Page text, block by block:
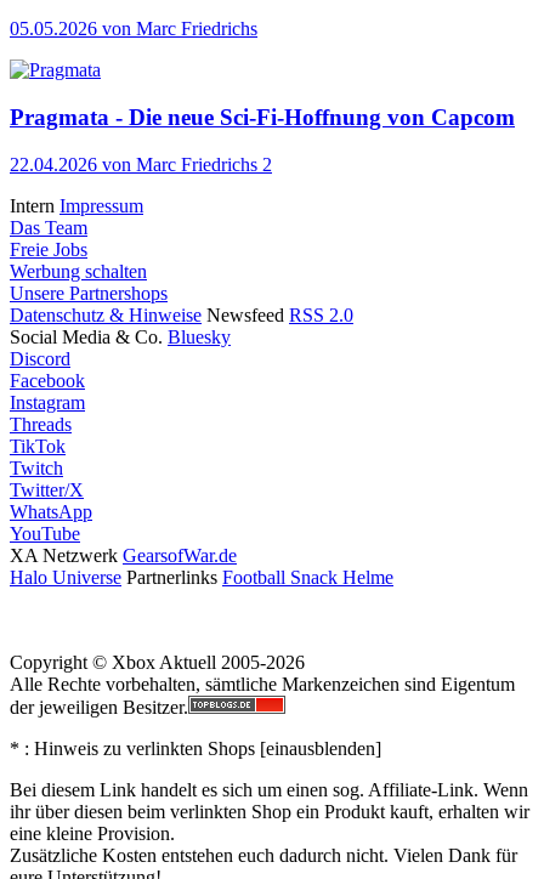
05.05.2026 von Marc Friedrichs
Pragmata - Die neue Sci-Fi-Hoffnung von Capcom
22.04.2026 von Marc Friedrichs 2
Intern Impressum
Das Team
Freie Jobs
Werbung schalten
Unsere Partnershops
Datenschutz & Hinweise Newsfeed RSS 2.0
Social Media & Co. Bluesky
Discord
Facebook
Instagram
Threads
TikTok
Twitch
Twitter/X
WhatsApp
YouTube
XA Netzwerk GearsofWar.de
Halo Universe Partnerlinks Football Snack Helme
Copyright © Xbox Aktuell 2005-2026
Alle Rechte vorbehalten, sämtliche Markenzeichen sind Eigentum
der jeweiligen Besitzer.
* : Hinweis zu verlinkten Shops [einausblenden]
Bei diesem Link handelt es sich um einen sog. Affiliate-Link. Wenn
ihr über diesen beim verlinkten Shop ein Produkt kauft, erhalten wir
eine kleine Provision.
Zusätzliche Kosten entstehen euch dadurch nicht. Vielen Dank für